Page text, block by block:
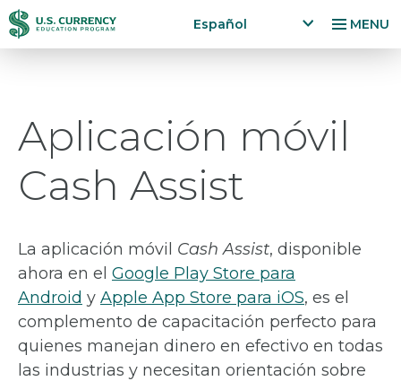
Pasar
al
Accessibility
Statement
MENU
Español
x
la
g
e
e
n
u
Aplicación móvil
Cash Assist
La aplicación móvil Cash Assist, disponible
ahora en el Google Play Store para
Android y Apple App Store para iOS, es el
complemento de capacitación perfecto para
quienes manejan dinero en efectivo en todas
las industrias y necesitan orientación sobre